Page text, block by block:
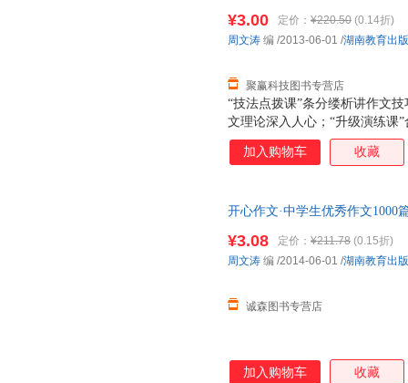
“技法点拨课”条分缕析讲作文
文理论深入人心；“升级演练课
在修改中学习作文方法；“答疑
难点，攻克该单元的作文壁垒
¥3.00 定价： ¥220.50 (0.14折)
聚赢科技图书专营店
周文涛 编 /2013-06-01 /湖南教育出
加入购物车 收藏
开心作文·中学生优秀作文1000
¥3.08 定价： ¥211.78 (0.15折)
诚森图书专营店
周文涛 编 /2014-06-01 /湖南教育出
加入购物车 收藏